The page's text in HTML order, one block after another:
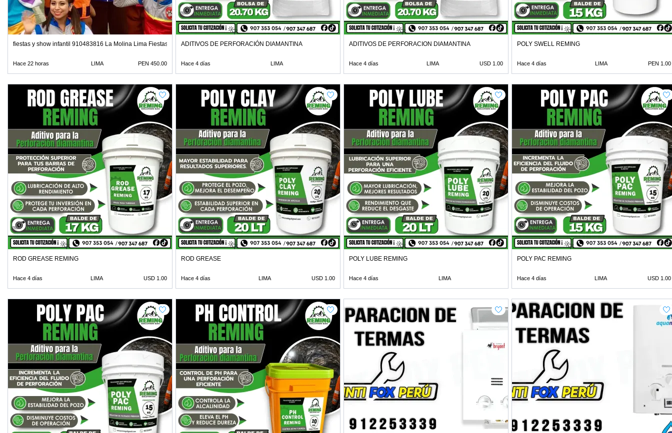
fiestas y show infantil 910483816 La Molina Lima Fiestas
Hace 22 horas LIMA PEN 450.00
ADITIVOS DE PERFORACIÓN DIAMANTINA
Hace 4 días LIMA
ADITIVOS DE PERFORACION DIAMANTINA
Hace 4 días LIMA USD 1.00
POLY SWELL REMING
Hace 4 días LIMA PEN 1.00
ROD GREASE REMING
Hace 4 días LIMA USD 1.00
ROD GREASE
Hace 4 días LIMA USD 1.00
POLY LUBE REMING
Hace 4 días LIMA
POLY PAC REMING
Hace 4 días LIMA USD 1.00